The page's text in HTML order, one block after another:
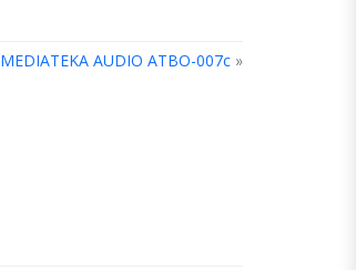
MEDIATEKA AUDIO ATBO-007c »